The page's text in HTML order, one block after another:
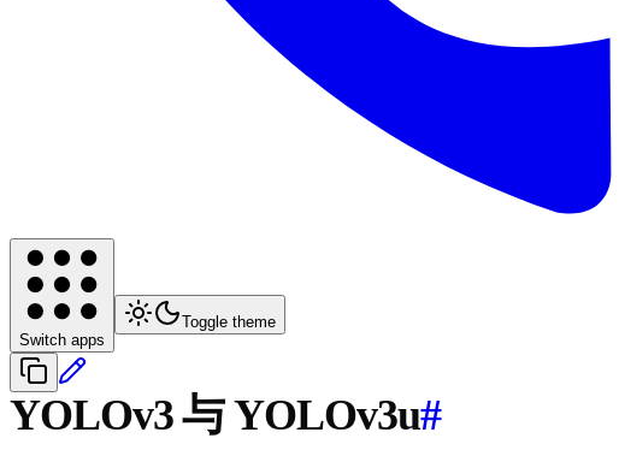
Switch apps
Toggle theme
YOLOv3 与 YOLOv3u#